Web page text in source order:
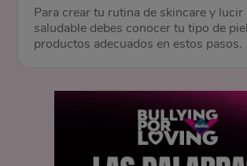
Para crear tu rutina de skincare y lucir
saludable debes conocer tu tipo de
productos adecuados en estos pasos.